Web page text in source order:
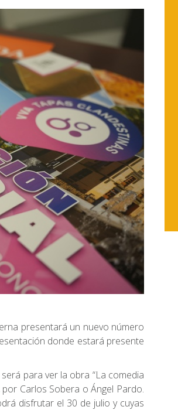
presentará un nuevo número
donde estará presente
para ver la obra “La comedia
Carlos Sobera o Ángel Pardo.
disfrutar el 30 de julio y cuyas